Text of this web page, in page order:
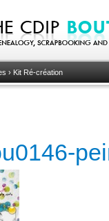
› Kit Ré-création